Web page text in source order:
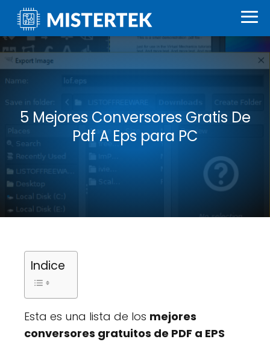
5 Mejores Conversores Gratis De
Pdf A Eps para PC
Indice
Esta es una lista de los mejores
conversores gratuitos de PDF a EPS